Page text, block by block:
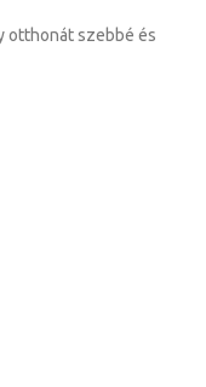
otthonát szebbé és